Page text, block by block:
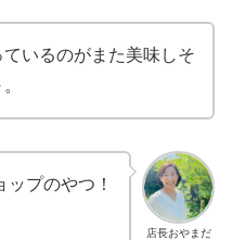
いるのがまた美味しそ
店長おやまだ
プのやつ！